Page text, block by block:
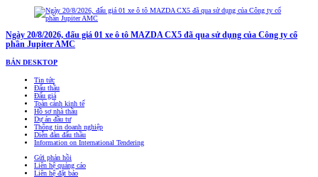
Ngày 20/8/2026, đấu giá 01 xe ô tô MAZDA CX5 đã qua sử dụng của Công ty cổ
phần Jupiter AMC
BẢN DESKTOP
Tin tức
Đấu thầu
Đấu giá
Toàn cảnh kinh tế
Hồ sơ nhà thầu
Dự án đầu tư
Thông tin doanh nghiệp
Diễn đàn đấu thầu
Information on International Tendering
Gửi phản hồi
Liên hệ quảng cáo
Liên hệ đặt báo